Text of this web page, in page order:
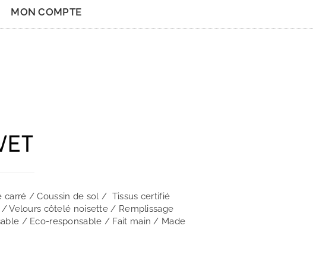
MON COMPTE
carré / Coussin de sol / Tissus certifié
Velours côtelé noisette / Remplissage
/ Eco-responsable / Fait main / Made